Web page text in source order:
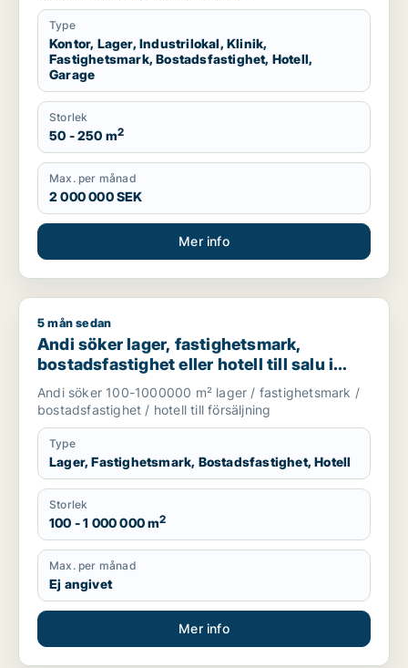
Type
Kontor, Lager, Industrilokal, Klinik,
Fastighetsmark, Bostadsfastighet, Hotell,
Garage
Storlek
50 - 250 m2
Max. per månad
2 000 000 SEK
Mer info
Andi söker lager, fastighetsmark, bostadsfastighet eller
5 mån sedan
Andi söker lager, fastighetsmark,
bostadsfastighet eller hotell till salu i
Stockholms län
Andi söker 100-1000000 m² lager / fastighetsmark /
bostadsfastighet / hotell till försäljning
Type
Lager, Fastighetsmark, Bostadsfastighet, Hotell
Storlek
100 - 1 000 000 m2
Max. per månad
Ej angivet
Mer info